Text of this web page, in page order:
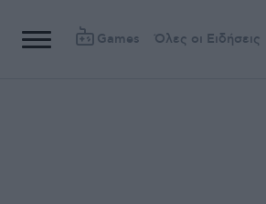
Games Όλες οι Ειδήσεις